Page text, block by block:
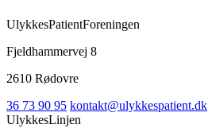
UlykkesPatientForeningen
Fjeldhammervej 8
2610 Rødovre
36 73 90 95 kontakt@ulykkespatient.dk
UlykkesLinjen